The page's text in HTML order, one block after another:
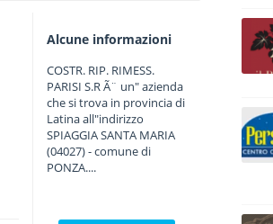
Alcune informazioni
COSTR. RIP. RIMESS.
PARISI S.R Ã¨ un" azienda
che si trova in provincia di
Latina all"indirizzo
SPIAGGIA SANTA MARIA
(04027) - comune di
PONZA....